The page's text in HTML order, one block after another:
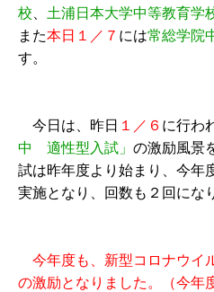
校
土浦日本大学中等教育学
また本日１／７ には常総学院
す。
今日は、昨日 １／６ に行わ
中 適性型入試」 の激励風景
試は昨年度より始まり、今年
実施となり、回数も２回にな
今年度も、新型コロナウイ
の激励となりました。（今年